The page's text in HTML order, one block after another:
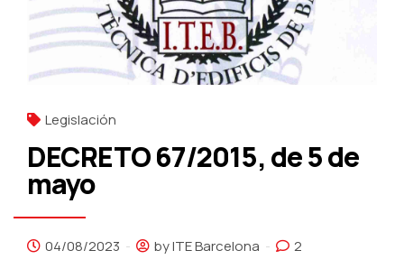
Legislación
DECRETO 67/2015, de 5 de
mayo
04/08/2023 by ITE Barcelona 2